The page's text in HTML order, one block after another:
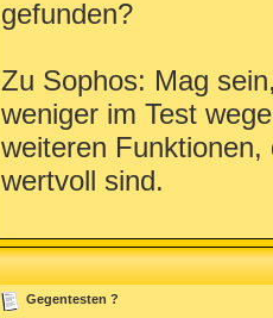
gefunden?
Zu Sophos: Mag
weniger im Test
weiteren
wertvoll sind.
Gegentesten ?